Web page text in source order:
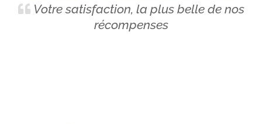
Votre satisfaction, la plus belle de nos
récompenses